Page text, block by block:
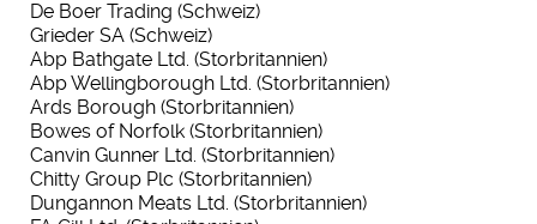
De Boer Trading (Schweiz)
Grieder SA (Schweiz)
Abp Bathgate Ltd. (Storbritannien)
Abp Wellingborough Ltd. (Storbritannien)
Ards Borough (Storbritannien)
Bowes of Norfolk (Storbritannien)
Canvin Gunner Ltd. (Storbritannien)
Chitty Group Plc (Storbritannien)
Dungannon Meats Ltd. (Storbritannien)